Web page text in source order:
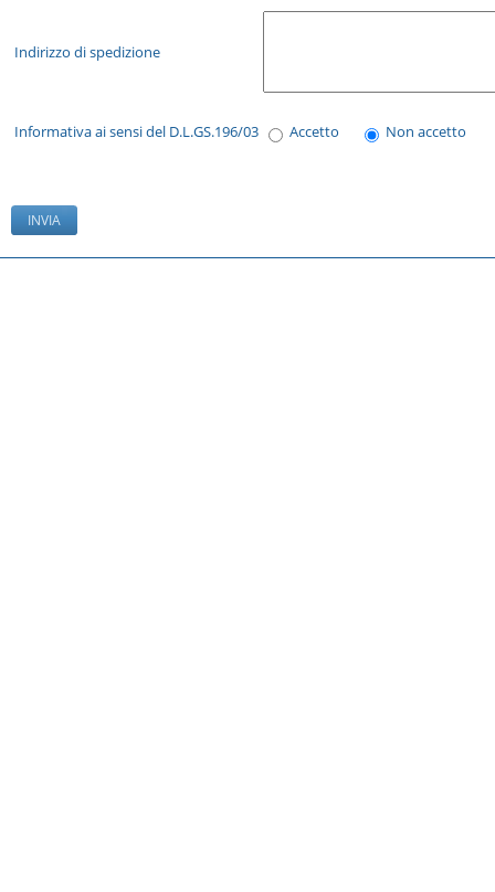
Indirizzo di spedizione
Informativa ai sensi del D.L.GS.196/03 Accetto Non accetto